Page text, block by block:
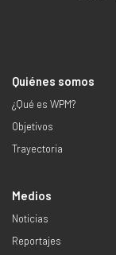
Quiénes somos
¿Qué es WPM?
Objetivos
Trayectoria
Medios
Noticias
Reportajes